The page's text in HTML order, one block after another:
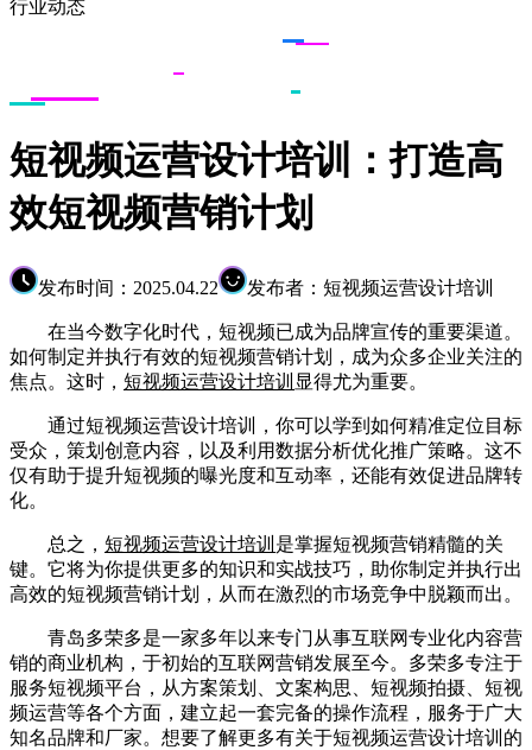
行业动态
短视频运营设计培训：打造高
效短视频营销计划
发布时间：2025.04.22 发布者：短视频运营设计培训
在当今数字化时代，短视频已成为品牌宣传的重要渠道。
如何制定并执行有效的短视频营销计划，成为众多企业关注的
焦点。这时， 短视频运营设计培训 显得尤为重要。
通过短视频运营设计培训，你可以学到如何精准定位目标
受众，策划创意内容，以及利用数据分析优化推广策略。这不
仅有助于提升短视频的曝光度和互动率，还能有效促进品牌转
化。
总之， 短视频运营设计培训 是掌握短视频营销精髓的关
键。它将为你提供更多的知识和实战技巧，助你制定并执行出
高效的短视频营销计划，从而在激烈的市场竞争中脱颖而出。
青岛多荣多是一家多年以来专门从事互联网专业化内容营
销的商业机构，于初始的互联网营销发展至今。多荣多专注于
服务短视频平台，从方案策划、文案构思、短视频拍摄、短视
频运营等各个方面，建立起一套完备的操作流程，服务于广大
知名品牌和厂家。想要了解更多有关于短视频运营设计培训的